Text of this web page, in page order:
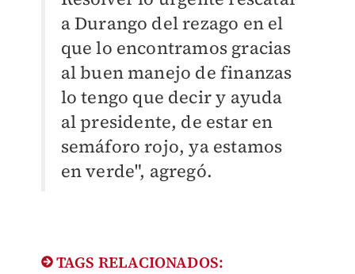
a Durango del rezago en el
que lo encontramos gracias
al buen manejo de finanzas
lo tengo que decir y ayuda
al presidente, de estar en
semáforo rojo, ya estamos
en verde", agregó.
TAGS RELACIONADOS: